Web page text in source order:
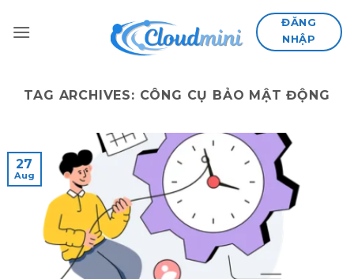
ĐĂNG
NHẬP
TAG ARCHIVES: CÔNG CỤ BẢO MẬT ĐỘNG
27
Aug